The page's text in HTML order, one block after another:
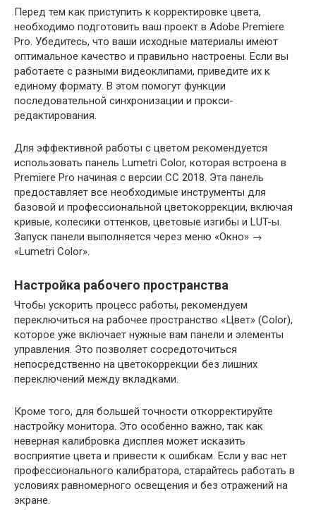
Перед тем как приступить к корректировке цвета,
необходимо подготовить ваш проект в Adobe Premiere
Pro. Убедитесь, что ваши исходные материалы имеют
оптимальное качество и правильно настроены. Если вы
работаете с разными видеоклипами, приведите их к
единому формату. В этом помогут функции
последовательной синхронизации и прокси-
редактирования.
Для эффективной работы с цветом рекомендуется
использовать панель Lumetri Color, которая встроена в
Premiere Pro начиная с версии CC 2018. Эта панель
предоставляет все необходимые инструменты для
базовой и профессиональной цветокоррекции, включая
кривые, колесики оттенков, цветовые изгибы и LUT-ы.
Запуск панели выполняется через меню «Окно» →
«Lumetri Color».
Настройка рабочего пространства
Чтобы ускорить процесс работы, рекомендуем
переключиться на рабочее пространство «Цвет» (Color),
которое уже включает нужные вам панели и элементы
управления. Это позволяет сосредоточиться
непосредственно на цветокоррекции без лишних
переключений между вкладками.
Кроме того, для большей точности откорректируйте
настройку монитора. Это особенно важно, так как
неверная калибровка дисплея может исказить
восприятие цвета и привести к ошибкам. Если у вас нет
профессионального калибратора, старайтесь работать в
условиях равномерного освещения и без отражений на
экране.